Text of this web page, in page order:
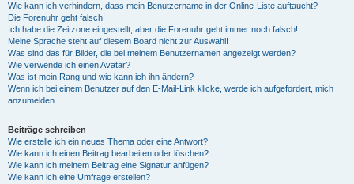
Wie kann ich verhindern, dass mein Benutzername in der Online-Liste auftaucht?
Die Forenuhr geht falsch!
Ich habe die Zeitzone eingestellt, aber die Forenuhr geht immer noch falsch!
Meine Sprache steht auf diesem Board nicht zur Auswahl!
Was sind das für Bilder, die bei meinem Benutzernamen angezeigt werden?
Wie verwende ich einen Avatar?
Was ist mein Rang und wie kann ich ihn ändern?
Wenn ich bei einem Benutzer auf den E-Mail-Link klicke, werde ich aufgefordert, mich
anzumelden.
Beiträge schreiben
Wie erstelle ich ein neues Thema oder eine Antwort?
Wie kann ich einen Beitrag bearbeiten oder löschen?
Wie kann ich meinem Beitrag eine Signatur anfügen?
Wie kann ich eine Umfrage erstellen?